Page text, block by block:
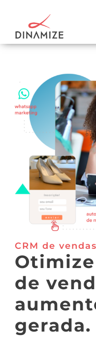
CRM de vendas
de
gerada.